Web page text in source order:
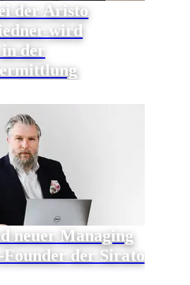
der Aristo
wird
der
neuer Managing
der Sirato